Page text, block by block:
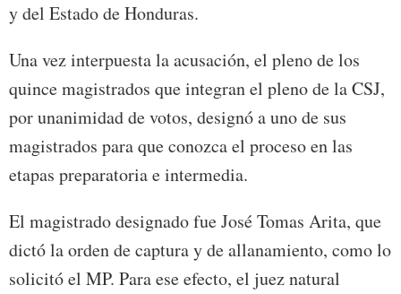
y del Estado de Honduras.
Una vez interpuesta la acusación, el pleno de los
quince magistrados que integran el pleno de la CSJ,
por unanimidad de votos, designó a uno de sus
magistrados para que conozca el proceso en las
etapas preparatoria e intermedia.
El magistrado designado fue José Tomas Arita, que
dictó la orden de captura y de allanamiento, como lo
solicitó el MP. Para ese efecto, el juez natural